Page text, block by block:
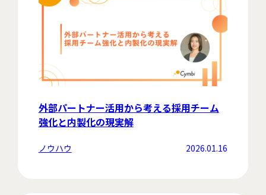
外部パートナー活用から考える採用チーム
強化と内製化の現実解
ノウハウ 2026.01.16